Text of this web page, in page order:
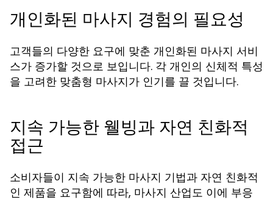
개인화된 마사지 경험의 필요성
고객들의 다양한 요구에 맞춘 개인화된 마사지 서비
스가 증가할 것으로 보입니다. 각 개인의 신체적 특성
을 고려한 맞춤형 마사지가 인기를 끌 것입니다.
지속 가능한 웰빙과 자연 친화적
접근
소비자들이 지속 가능한 마사지 기법과 자연 친화적
인 제품을 요구함에 따라, 마사지 산업도 이에 부응